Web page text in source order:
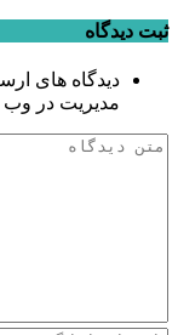
ثبت دیدگاه
دیدگاه های
مدیریت در وب